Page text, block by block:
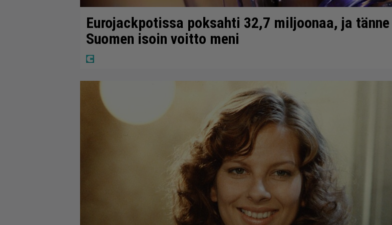
Eurojackpotissa poksahti 32,7 miljoonaa, ja tänne
Suomen isoin voitto meni